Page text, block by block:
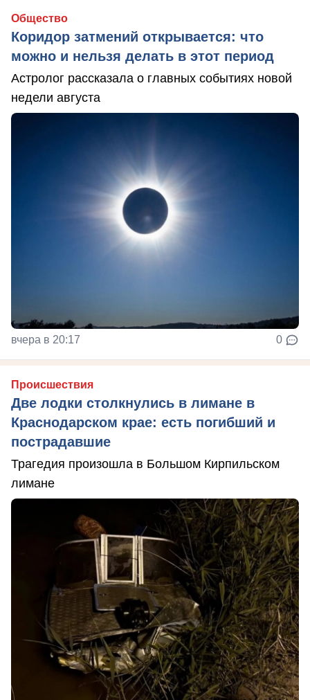
Общество
Коридор затмений открывается: что
можно и нельзя делать в этот период
Астролог рассказала о главных событиях новой
недели августа
вчера в 20:17 0
Происшествия
Две лодки столкнулись в лимане в
Краснодарском крае: есть погибший и
пострадавшие
Трагедия произошла в Большом Кирпильском
лимане